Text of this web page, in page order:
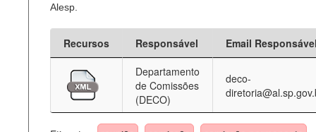
Alesp.
Recursos Responsável
Email
Departamento
de Comissões
(DECO)
deco-